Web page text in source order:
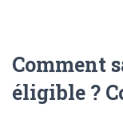
Comment
éligible ?